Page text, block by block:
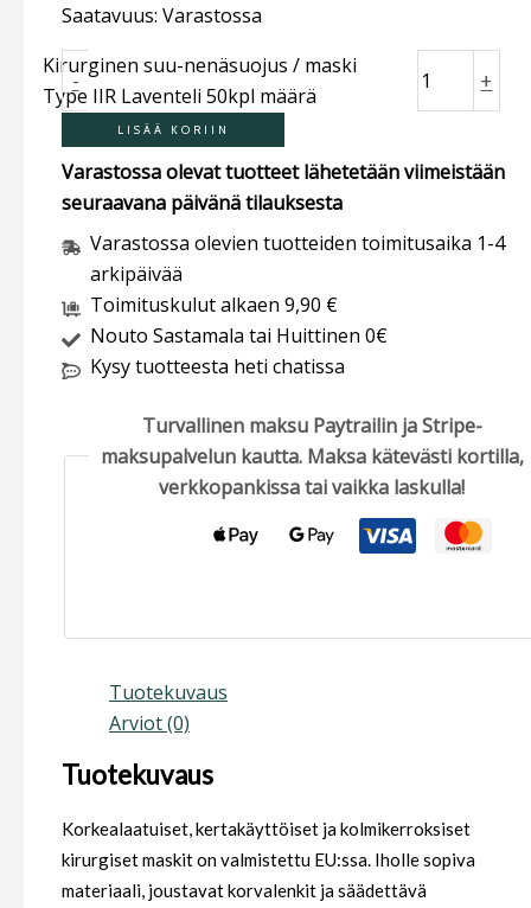
Saatavuus: Varastossa
-
Kirurginen suu-nenäsuojus / maski
Type IIR Laventeli 50kpl määrä
+
LISÄÄ KORIIN
Varastossa olevat tuotteet lähetetään viimeistään
seuraavana päivänä tilauksesta
Varastossa olevien tuotteiden toimitusaika 1-4
arkipäivää
Toimituskulut alkaen 9,90 €
Nouto Sastamala tai Huittinen 0€
Kysy tuotteesta heti chatissa
Turvallinen maksu Paytrailin ja Stripe-
maksupalvelun kautta. Maksa kätevästi kortilla,
verkkopankissa tai vaikka laskulla!
Tuotekuvaus
Arviot (0)
Tuotekuvaus
Korkealaatuiset, kertakäyttöiset ja kolmikerroksiset
kirurgiset maskit on valmistettu EU:ssa. Iholle sopiva
materiaali, joustavat korvalenkit ja säädettävä